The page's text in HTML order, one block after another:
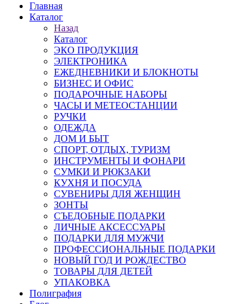
Главная
Каталог
Назад
Каталог
ЭКО ПРОДУКЦИЯ
ЭЛЕКТРОНИКА
ЕЖЕДНЕВНИКИ И БЛОКНОТЫ
БИЗНЕС И ОФИС
ПОДАРОЧНЫЕ НАБОРЫ
ЧАСЫ И МЕТЕОСТАНЦИИ
РУЧКИ
ОДЕЖДА
ДОМ И БЫТ
СПОРТ, ОТДЫХ, ТУРИЗМ
ИНСТРУМЕНТЫ И ФОНАРИ
СУМКИ И РЮКЗАКИ
КУХНЯ И ПОСУДА
СУВЕНИРЫ ДЛЯ ЖЕНЩИН
ЗОНТЫ
СЪЕДОБНЫЕ ПОДАРКИ
ЛИЧНЫЕ АКСЕССУАРЫ
ПОДАРКИ ДЛЯ МУЖЧИ
ПРОФЕССИОНАЛЬНЫЕ ПОДАРКИ
НОВЫЙ ГОД И РОЖДЕСТВО
ТОВАРЫ ДЛЯ ДЕТЕЙ
УПАКОВКА
Полиграфия